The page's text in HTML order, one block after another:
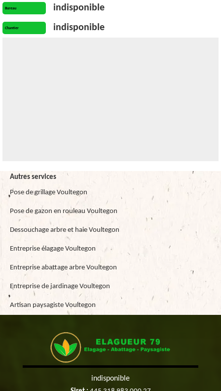
Bureau indisponible
Chantier indisponible
Autres services
Pose de grillage Voultegon
Pose de gazon en rouleau Voultegon
Dessouchage arbre et haie Voultegon
Entreprise élagage Voultegon
Entreprise abattage arbre Voultegon
Entreprise de jardinage Voultegon
Artisan paysagiste Voultegon
indisponible